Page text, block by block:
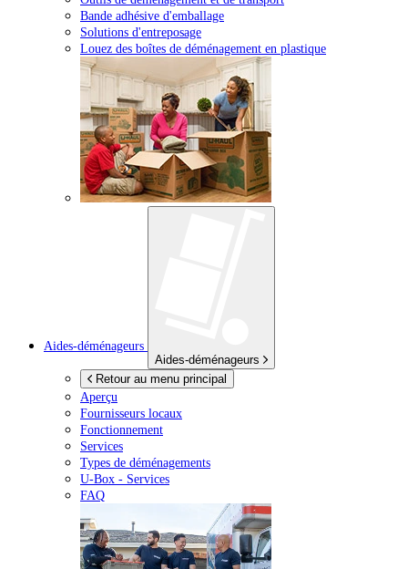
Bande adhésive d'emballage
Solutions d'entreposage
Louez des boîtes de déménagement en plastique
Aides-déménageurs
Aides-déménageurs
Retour au menu principal
Aperçu
Fournisseurs locaux
Fonctionnement
Services
Types de déménagements
U-Box - Services
FAQ